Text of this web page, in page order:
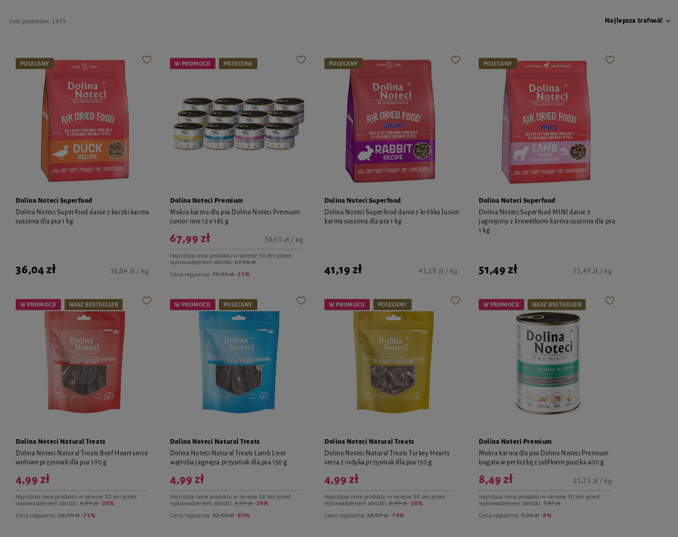
Ilość produktów: 1633 Najlepsza trafność
POLECANY
Dolina Noteci Superfood
Dolina Noteci Superfood danie z kaczki karma
suszona dla psa 1 kg
36,04 zł 36,04 zł / kg
W PROMOCJI PRZECENA
Dolina Noteci Premium
Mokra karma dla psa Dolina Noteci Premium
junior mix 12 x 185 g
Cena regularna: 79,99 zł -15%
67,99 zł
Najniższa cena produktu w okresie 30 dni przed
wprowadzeniem obniżki: 67,99 zł
30,63 zł / kg
POLECANY
Dolina Noteci Superfood
Dolina Noteci Superfood danie z królika Junior
karma suszona dla psa 1 kg
41,19 zł 41,19 zł / kg
POLECANY
Dolina Noteci Superfood
Dolina Noteci Superfood MINI danie z
jagnięciny z krewetkami karma suszona dla psa
1 kg
51,49 zł 51,49 zł / kg
W PROMOCJI NASZ BESTSELLER
Dolina Noteci Natural Treats
Dolina Noteci Natural Treats Beef Heart serce
wołowe przysmak dla psa 100 g
Cena regularna: 16,99 zł -71%
4,99 zł
Najniższa cena produktu w okresie 30 dni przed
wprowadzeniem obniżki: 6,99 zł -28%
W PROMOCJI POLECANY
Dolina Noteci Natural Treats
Dolina Noteci Natural Treats Lamb Liver
wątroba jagnięca przysmak dla psa 150 g
Cena regularna: 32,50 zł -85%
4,99 zł
Najniższa cena produktu w okresie 30 dni przed
wprowadzeniem obniżki: 6,99 zł -28%
W PROMOCJI POLECANY
Dolina Noteci Natural Treats
Dolina Noteci Natural Treats Turkey Hearts
serca z indyka przysmak dla psa 150 g
Cena regularna: 18,99 zł -74%
4,99 zł
Najniższa cena produktu w okresie 30 dni przed
wprowadzeniem obniżki: 6,99 zł -28%
W PROMOCJI NASZ BESTSELLER
Dolina Noteci Premium
Mokra karma dla psa Dolina Noteci Premium
bogata w perliczkę z jabłkiem puszka 400 g
Cena regularna: 9,26 zł -8%
8,49 zł
Najniższa cena produktu w okresie 30 dni przed
wprowadzeniem obniżki: 7,87 zł
21,23 zł / kg